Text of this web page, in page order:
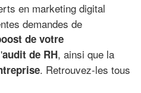
en marketing digital
demandes de
de votre
audit de RH, ainsi que la
. Retrouvez-les tous